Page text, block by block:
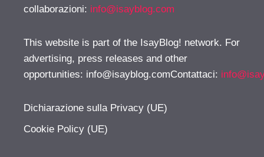
collaborazioni: info@isayblog.com
This website is part of the IsayBlog! network. For
advertising, press releases and other
opportunities: info@isayblog.comContattaci:
Dichiarazione sulla Privacy (UE)
Cookie Policy (UE)